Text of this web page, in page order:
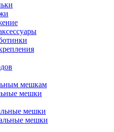
мешкам
мешки
мешки
мешки